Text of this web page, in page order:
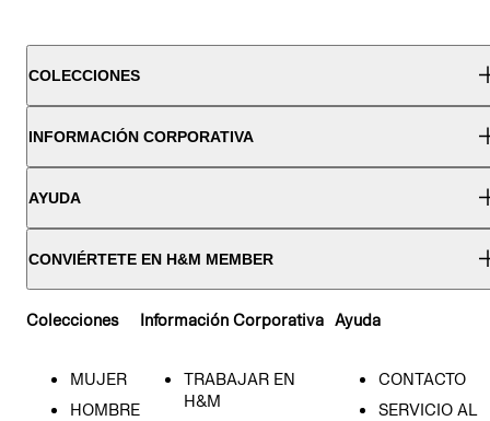
COLECCIONES
INFORMACIÓN CORPORATIVA
AYUDA
CONVIÉRTETE EN H&M MEMBER
Colecciones
MUJER
HOMBRE
Información Corporativa
TRABAJAR EN
H&M
Ayuda
CONTACTO
SERVICIO AL